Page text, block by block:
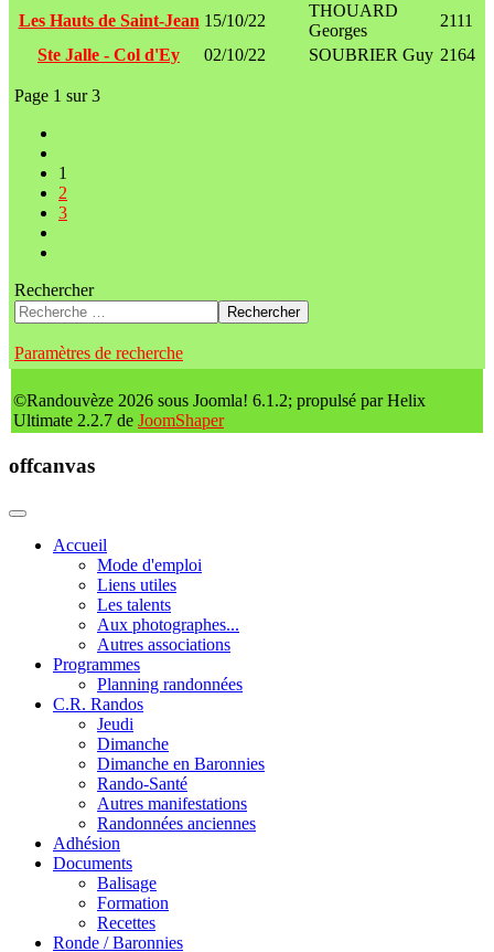
Les Hauts de Saint-Jean 15/10/22
THOUARD
Georges
2111
Ste Jalle - Col d'Ey
02/10/22 SOUBRIER Guy 2164
Page 1 sur 3
1
2
3
Rechercher
Rechercher
Paramètres de recherche
©Randouvèze 2026 sous Joomla! 6.1.2; propulsé par Helix
Ultimate 2.2.7 de JoomShaper
offcanvas
Accueil
Mode d'emploi
Liens utiles
Les talents
Aux photographes...
Autres associations
Programmes
Planning randonnées
C.R. Randos
Jeudi
Dimanche
Dimanche en Baronnies
Rando-Santé
Autres manifestations
Randonnées anciennes
Adhésion
Documents
Balisage
Formation
Recettes
Ronde / Baronnies